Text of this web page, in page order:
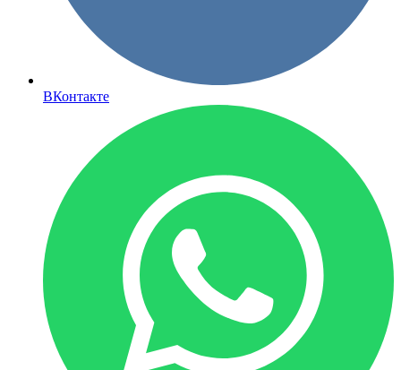
ВКонтакте